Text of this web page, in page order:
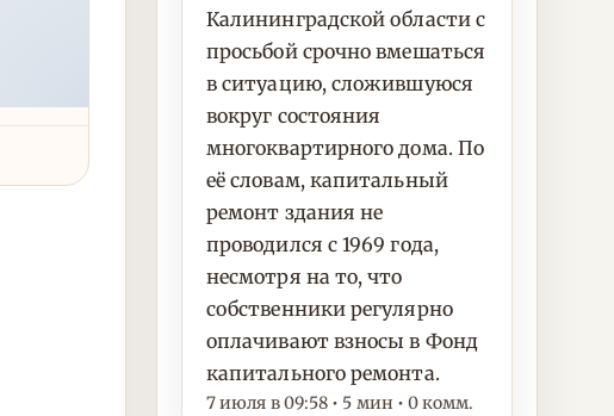
Калининградской области с
просьбой срочно вмешаться
в ситуацию, сложившуюся
вокруг состояния
многоквартирного дома. По
её словам, капитальный
ремонт здания не
проводился с 1969 года,
несмотря на то, что
собственники регулярно
оплачивают взносы в Фонд
капитального ремонта.
7 июля в 09:58 • 5 мин • 0 комм.